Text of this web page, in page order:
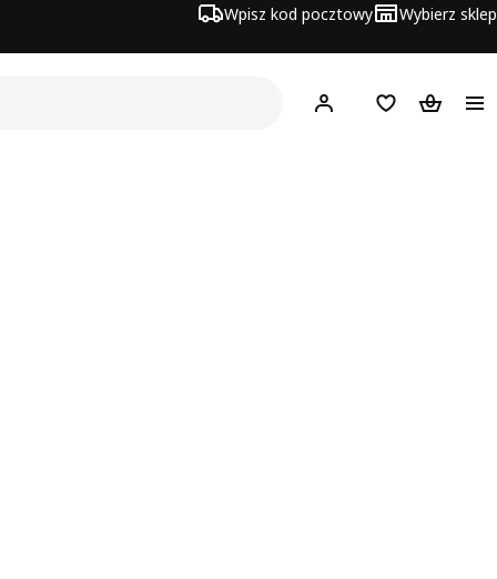
Wpisz kod pocztowy Wybierz sklep
Hej! Zaloguj się
Lista zakupowa
Koszyk